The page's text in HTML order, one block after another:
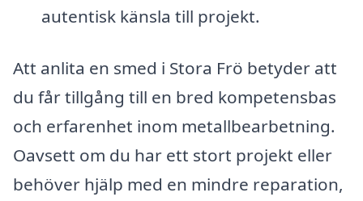
autentisk känsla till projekt.
Att anlita en smed i Stora Frö betyder att
du får tillgång till en bred kompetensbas
och erfarenhet inom metallbearbetning.
Oavsett om du har ett stort projekt eller
behöver hjälp med en mindre reparation,